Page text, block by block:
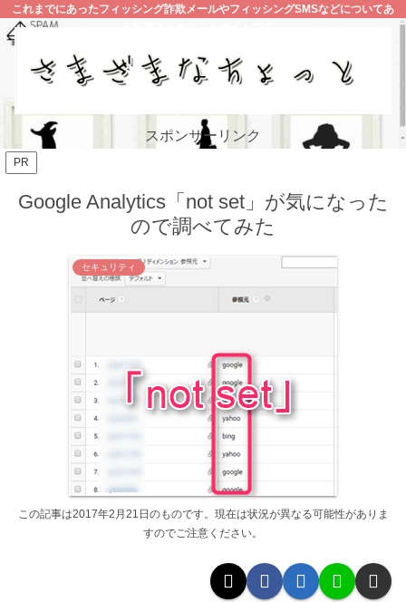
これまでにあったフィッシング詐欺メールやフィッシングSMSなどについてあ
スポンサーリンク
PR
Google Analytics「not set」が気になった
ので調べてみた
セキュリティ
この記事は2017年2月21日のものです。現在は状況が異なる可能性がありま
すのでご注意ください。